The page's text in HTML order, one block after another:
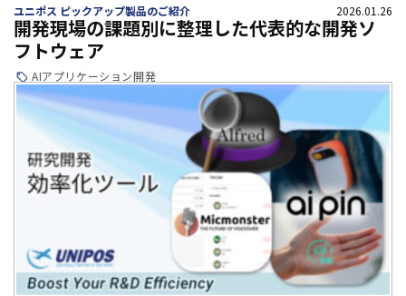
ユニポス ピックアップ製品のご紹介 2026.01.26
開発現場の課題別に整理した代表的な開発ソ
フトウェア
AIアプリケーション開発